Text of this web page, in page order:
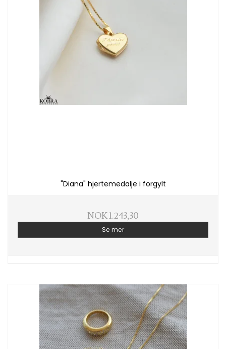
"Diana" hjertemedalje i forgylt
NOK 1.243,30
Se mer